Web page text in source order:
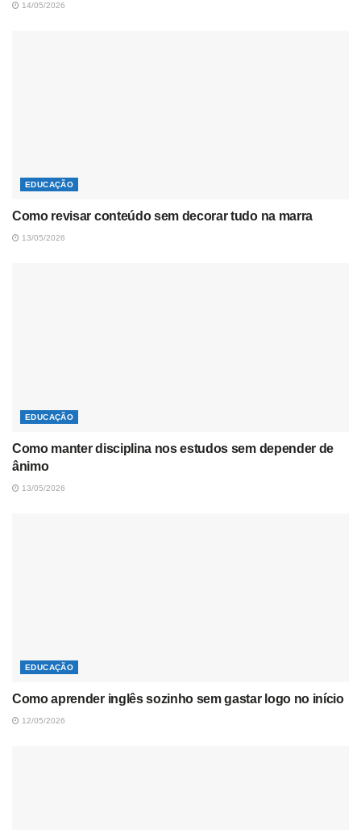
14/05/2026
EDUCAÇÃO
Como revisar conteúdo sem decorar tudo na marra
13/05/2026
EDUCAÇÃO
Como manter disciplina nos estudos sem depender de
ânimo
13/05/2026
EDUCAÇÃO
Como aprender inglês sozinho sem gastar logo no início
12/05/2026